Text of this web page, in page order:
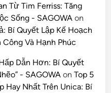
Từ Tim Ferriss: Tăng
Sống - SAGOWA on
Bí Quyết Lập Kế Hoạch
Và Hạnh Phúc
Dẫn Hơn: Bí Quyết
- SAGOWA onTop 5
Hay Nhất Trên Unica: Bí